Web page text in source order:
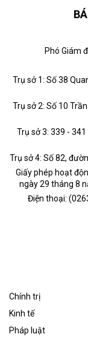
Phó Giám
Trụ sở 1: Số 38
Trụ sở 2: Số 10
Trụ sở 3: 339 -
Trụ sở 4: Số 82,
Giấy phép hoạt
ngày 29 tháng 8
Điện thoại:
Chính trị
Kinh tế
Pháp luật